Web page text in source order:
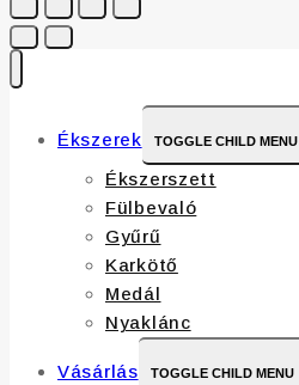
Ékszerek TOGGLE CHILD MENU
Ékszerszett
Fülbevaló
Gyűrű
Karkötő
Medál
Nyaklánc
Vásárlás TOGGLE CHILD MENU